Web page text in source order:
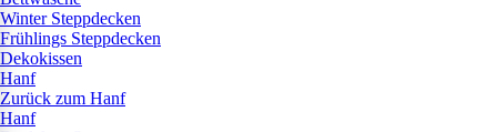
Winter Steppdecken
Frühlings Steppdecken
Dekokissen
Hanf
Zurück zum Hanf
Hanf